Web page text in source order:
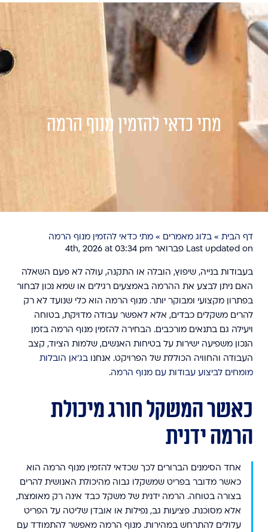
מתי כדאי להזמין מנוף הרמה
דף הבית » בלוג מאמרים » מתי כדאי להזמין מנוף הרמה
Last updated on פברואר 4th, 2026 at 03:34 pm
בעבודות בנייה, שיפוץ, הובלה או התקנה, עולה לא פעם השאלה
האם ניתן לבצע את ההרמה באמצעים רגילים או שמא נכון לבחור
בפתרון מקצועי ומבוקר יותר. מנוף הרמה הוא כלי שנועד לא רק
להרים משקלים כבדים, אלא לאפשר עבודה מדויקת, בטוחה
ויעילה גם בתנאים מורכבים. הבחירה להזמין מנוף הרמה בזמן
הנכון משפיעה ישירות על בטיחות האנשים, שלמות הציוד, קצב
העבודה והחוויה הכוללת של הפרויקט. אנחנו בג'אן הובלות
מומחים לביצוע עבודות עם מנוף הרמה.
כאשר המשקל חורג מיכולת
הרמה ידנית
אחד הסימנים הברורים לכך שכדאי להזמין מנוף הרמה הוא
כאשר מדובר בפריט שמשקלו גבוה מהיכולת האנושית להרים
בצורה בטוחה. הרמה ידנית של משקל כבד אינה רק מאומצת,
אלא מסוכנת. פציעות גב, נפילות או אובדן שליטה על הפריט
עלולים להתרחש במהירות. מנוף הרמה מאפשר להתמודד עם